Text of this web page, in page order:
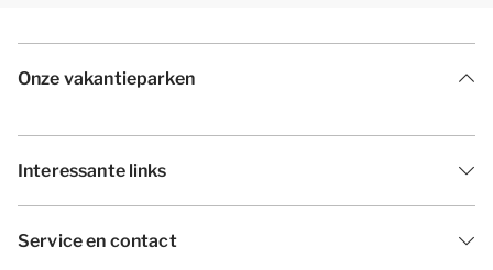
Onze vakantieparken
Interessante links
Service en contact